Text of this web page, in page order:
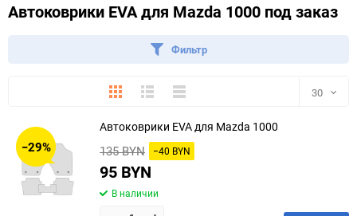
Автоковрики EVA для Mazda 1000 под заказ
Фильтр
ПлиткаПодробноКомпактно 30
−29%
Автоковрики EVA для Mazda 1000
135 BYN −40 BYN
95 BYN
В наличии